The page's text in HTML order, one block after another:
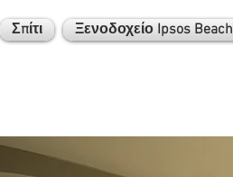
Σπίτι Ξενοδοχείο Ipsos Beach